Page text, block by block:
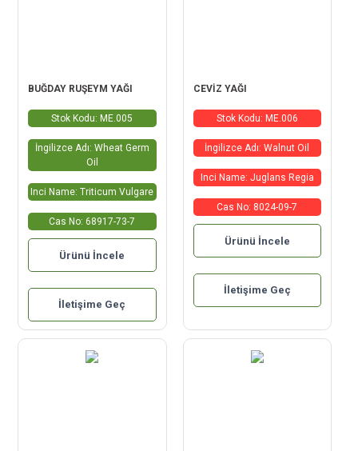
BUĞDAY RUŞEYM YAĞI
Stok Kodu: ME.005
İngilizce Adı: Wheat Germ
Oil
Inci Name: Triticum Vulgare
Cas No: 68917-73-7
Ürünü İncele
İletişime Geç
CEVİZ YAĞI
Stok Kodu: ME.006
İngilizce Adı: Walnut Oil
Inci Name: Juglans Regia
Cas No: 8024-09-7
Ürünü İncele
İletişime Geç